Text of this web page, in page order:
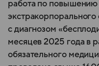
работа по повышению
с диагнозом
месяцев 2025 года в
обязательного